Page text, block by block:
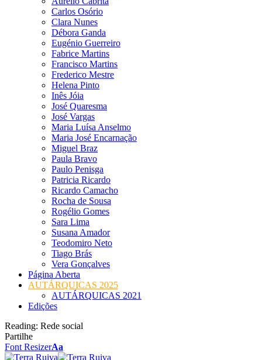
Carlos Osório
Clara Nunes
Débora Ganda
Eugénio Guerreiro
Fabrice Martins
Francisco Martins
Frederico Mestre
Helena Pinto
Inês Jóia
José Quaresma
José Vargas
Maria Luísa Anselmo
Maria José Encarnação
Miguel Braz
Paula Bravo
Paulo Penisga
Patricia Ricardo
Ricardo Camacho
Rocha de Sousa
Rogélio Gomes
Sara Lima
Susana Amador
Teodomiro Neto
Tiago Brás
Vera Gonçalves
Página Aberta
AUTÁRQUICAS 2025
AUTÁRQUICAS 2021
Edições
Reading: Rede social
Partilhe
Font ResizerAa